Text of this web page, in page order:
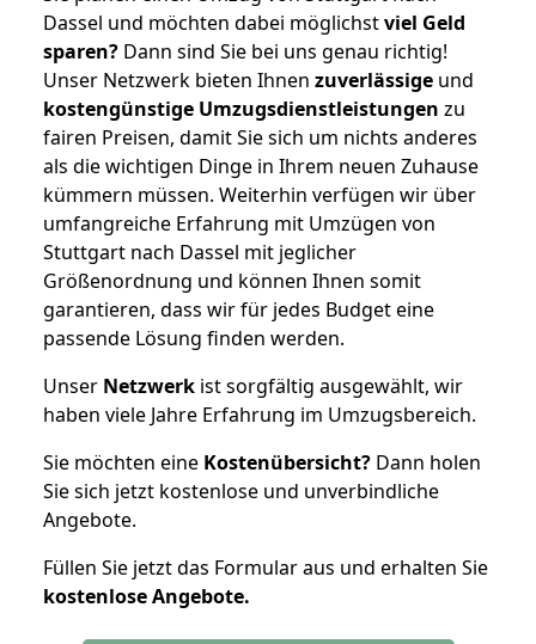
Dassel und möchten dabei möglichstviel Geld
sparen? Dann sind Sie bei uns genau richtig!
Unser Netzwerk bieten Ihnen zuverlässige und
kostengünstige Umzugsdienstleistungen zu
fairen Preisen, damit Sie sich um nichts anderes
als die wichtigen Dinge in Ihrem neuen Zuhause
kümmern müssen. Weiterhin verfügen wir über
umfangreiche Erfahrung mit Umzügen von
Stuttgart nach Dassel mit jeglicher
Größenordnung und können Ihnen somit
garantieren, dass wir für jedes Budget eine
passende Lösung finden werden.
Unser Netzwerk ist sorgfältig ausgewählt, wir
haben viele Jahre Erfahrung im Umzugsbereich.
Sie möchten eine Kostenübersicht? Dann holen
Sie sich jetzt kostenlose und unverbindliche
Angebote.
Füllen Sie jetzt das Formular aus und erhalten Sie
kostenloseAngebote.